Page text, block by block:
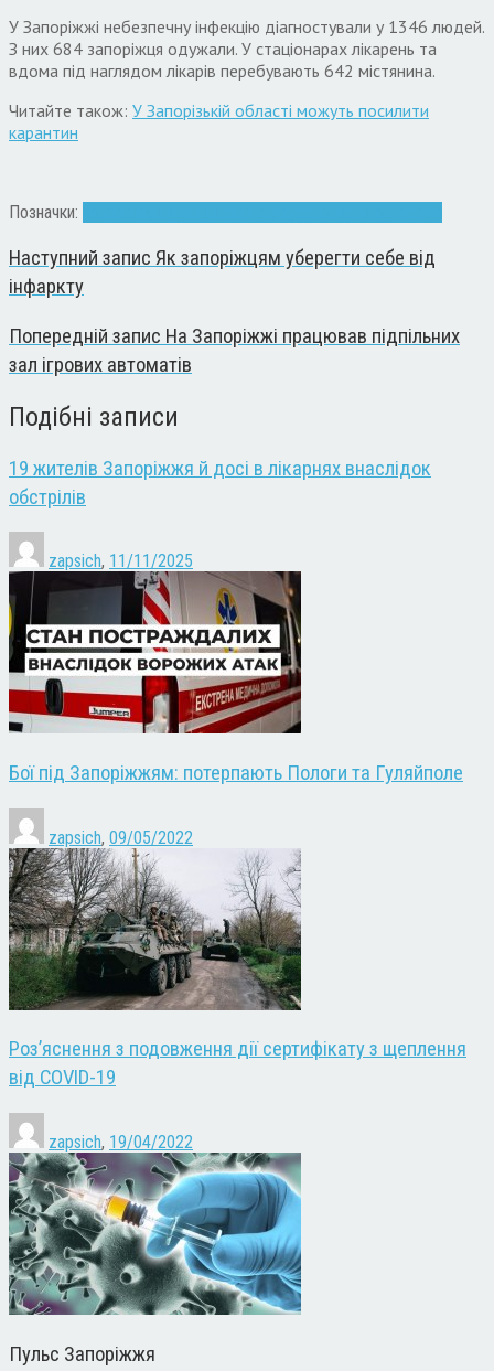
У Запоріжжі небезпечну інфекцію діагностували у 1346 людей.
З них 684 запоріжця одужали. У стаціонарах лікарень та
вдома під наглядом лікарів перебувають 642 містянина.
Читайте також: У Запорізькій області можуть посилити
карантин
Позначки:
Наступний запис Як запоріжцям уберегти себе від
інфаркту
Попередній запис На Запоріжжі працював підпільних
зал ігрових автоматів
Подібні записи
19 жителів Запоріжжя й досі в лікарнях внаслідок
обстрілів
zapsich, 11/11/2025
Бої під Запоріжжям: потерпають Пологи та Гуляйполе
zapsich, 09/05/2022
Роз’яснення з подовження дії сертифікату з щеплення
від COVID-19
zapsich, 19/04/2022
Пульс Запоріжжя